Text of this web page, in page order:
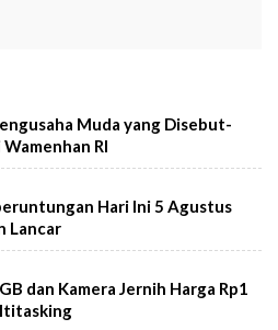
Muda yang Disebut-
RI
Hari Ini 5 Agustus
Lancar
dan Kamera Jernih Harga Rp1